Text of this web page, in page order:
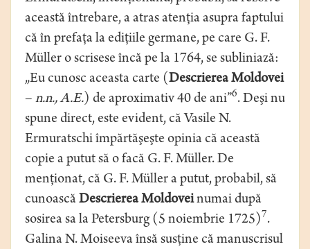
această întrebare, a atras atenţia asupra faptului
că în prefaţa la ediţiile germane, pe care G. F.
Müller o scrisese încă pe la 1764, se subliniază:
„Eu cunosc aceasta carte (Descrierea Moldovei
– n.n., A.E.) de aproximativ 40 de ani”6. Deşi nu
spune direct, este evident, că Vasile N.
Ermuratschi împărtăşeşte opinia că această
copie a putut să o facă G. F. Müller. De
menţionat, că G. F. Müller a putut, probabil, să
cunoască Descrierea Moldoveinumai după
sosirea sa la Petersburg (5 noiembrie 1725)7.
Galina N. Moiseeva însă susţine că manuscrisul